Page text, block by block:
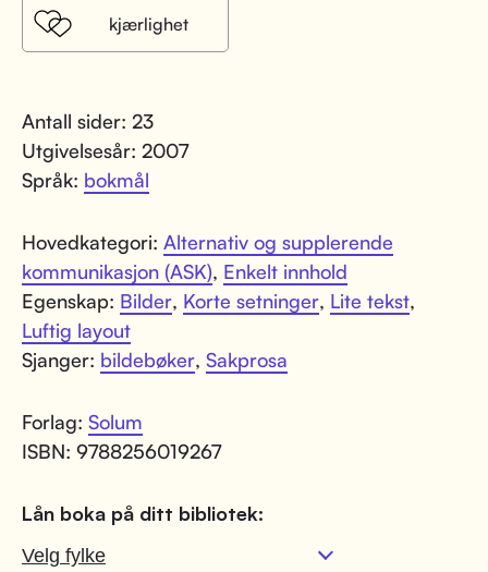
kjærlighet
Antall sider: 23
Utgivelsesår: 2007
Språk: bokmål
Hovedkategori: Alternativ og supplerende
kommunikasjon (ASK), Enkelt innhold
Egenskap: Bilder, Korte setninger, Lite tekst,
Luftig layout
Sjanger: bildebøker, Sakprosa
Forlag: Solum
ISBN: 9788256019267
Lån boka på ditt bibliotek: